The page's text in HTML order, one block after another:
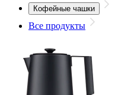
Кофейные чашки
Все продукты